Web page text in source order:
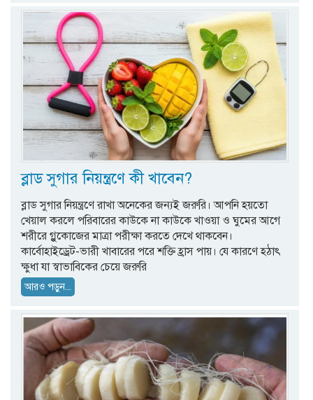
ব্লাড সুগার নিয়ন্ত্রণে কী খাবেন?
ব্লাড সুগার নিয়ন্ত্রণে রাখা অনেকের জন্যই জরুরি। আপনি হয়তো
খেয়াল করলে পরিবারের কাউকে না কাউকে খাওয়া ও ঘুমের আগে
শরীরে গ্লুকোজের মাত্রা পরীক্ষা করতে দেখে থাকবেন।
কার্বোহাইড্রেট-ভারী খাবারের পরে শক্তি হ্রাস পায়। যে কারণে হঠাৎ
ক্ষুধা যা স্বাভাবিকের চেয়ে জরুরি
আরও পড়ুন...